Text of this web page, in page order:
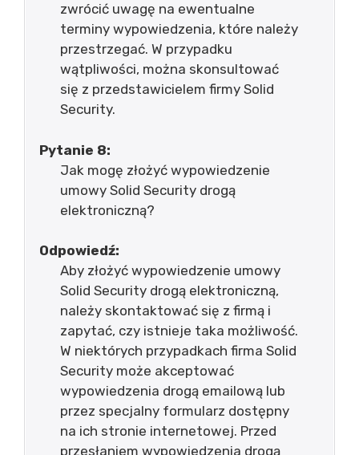
zwrócić uwagę na ewentualne
terminy wypowiedzenia, które należy
przestrzegać. W przypadku
wątpliwości, można skonsultować
się z przedstawicielem firmy Solid
Security.
Pytanie 8:
Jak mogę złożyć wypowiedzenie
umowy Solid Security drogą
elektroniczną?
Odpowiedź:
Aby złożyć wypowiedzenie umowy
Solid Security drogą elektroniczną,
należy skontaktować się z firmą i
zapytać, czy istnieje taka możliwość.
W niektórych przypadkach firma Solid
Security może akceptować
wypowiedzenia drogą emailową lub
przez specjalny formularz dostępny
na ich stronie internetowej. Przed
przesłaniem wypowiedzenia drogą